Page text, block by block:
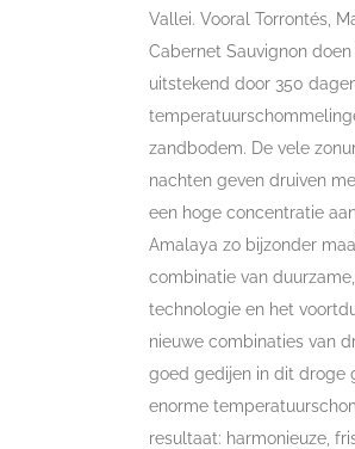
Vallei. Vooral Torrontés,
Cabernet Sauvignon
uitstekend door 350
zandbodem. De vele
nachten geven druiven
een hoge concentratie
Amalaya zo bijzonder
combinatie van
technologie en het
nieuwe combinaties van
goed gedijen in dit droge
enorme
resultaat: harmonieuze,